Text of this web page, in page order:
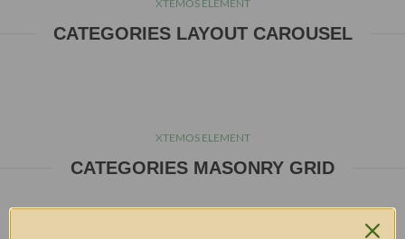
XTEMOS ELEMENT
CATEGORIES LAYOUT CAROUSEL
XTEMOS ELEMENT
CATEGORIES MASONRY GRID